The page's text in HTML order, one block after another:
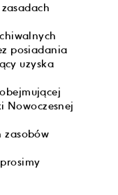
posiadania
uzyska
Nowoczesnej
zasobów